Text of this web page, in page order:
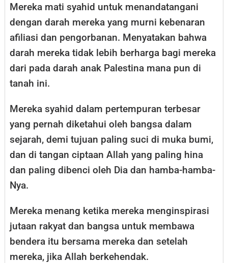
Mereka mati syahid untuk menandatangani
dengan darah mereka yang murni kebenaran
afiliasi dan pengorbanan. Menyatakan bahwa
darah mereka tidak lebih berharga bagi mereka
dari pada darah anak Palestina mana pun di
tanah ini.
Mereka syahid dalam pertempuran terbesar
yang pernah diketahui oleh bangsa dalam
sejarah, demi tujuan paling suci di muka bumi,
dan di tangan ciptaan Allah yang paling hina
dan paling dibenci oleh Dia dan hamba-hamba-
Nya.
Mereka menang ketika mereka menginspirasi
jutaan rakyat dan bangsa untuk membawa
bendera itu bersama mereka dan setelah
mereka, jika Allah berkehendak.